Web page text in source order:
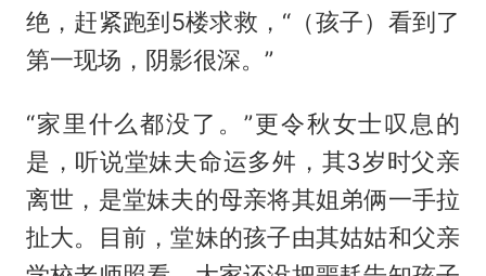
绝，赶紧跑到5楼求救，“（孩子）看到了
第一现场，阴影很深。”
“家里什么都没了。”更令秋女士叹息的
是，听说堂妹夫命运多舛，其3岁时父亲
离世，是堂妹夫的母亲将其姐弟俩一手拉
扯大。目前，堂妹的孩子由其姑姑和父亲